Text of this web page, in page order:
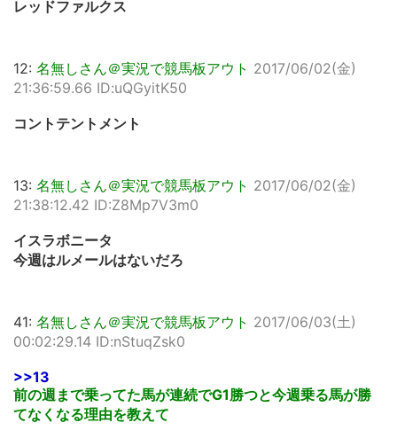
レッドファルクス
12: 名無しさん＠実況で競馬板アウト 2017/06/02(金)
21:36:59.66 ID:uQGyitK50
コントテントメント
13: 名無しさん＠実況で競馬板アウト 2017/06/02(金)
21:38:12.42 ID:Z8Mp7V3m0
イスラボニータ
今週はルメールはないだろ
41: 名無しさん＠実況で競馬板アウト 2017/06/03(土)
00:02:29.14 ID:nStuqZsk0
>>13
前の週まで乗ってた馬が連続でG1勝つと今週乗る馬が勝
てなくなる理由を教えて